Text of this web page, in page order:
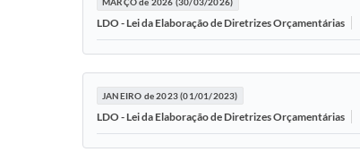
LDO - Lei da Elaboração de Diretrizes Orçamentárias
JANEIRO de 2023 (01/01/2023)
LDO - Lei da Elaboração de Diretrizes Orçamentárias